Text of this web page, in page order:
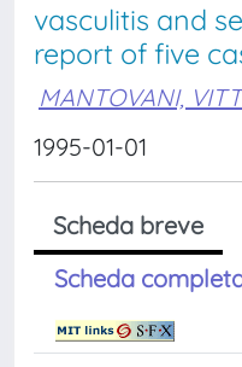
vasculitis and
report of five
MANTOVANI,
1995-01-01
Scheda breve
Scheda